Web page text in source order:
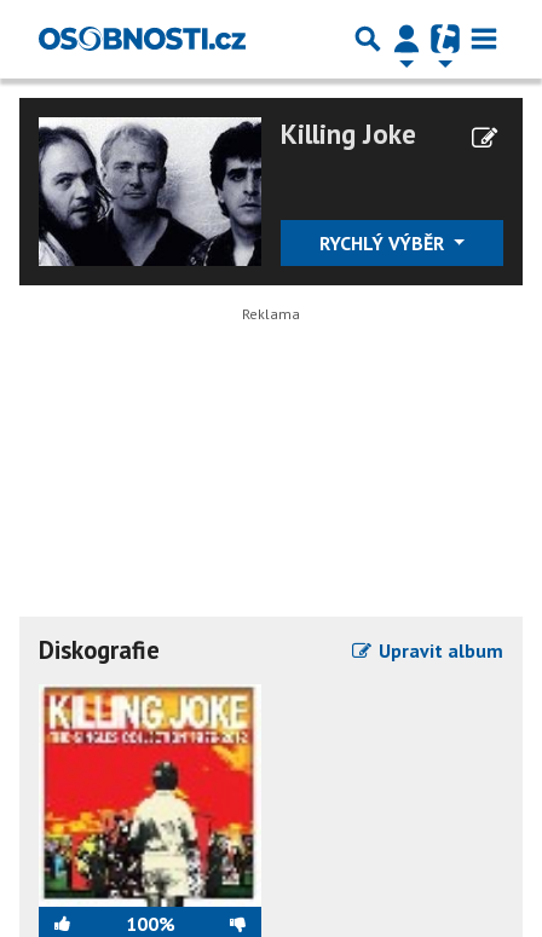
Killing Joke
RYCHLÝ VÝBĚR
Diskografie Upravit album
100%